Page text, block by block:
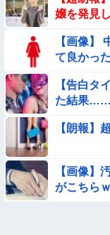
【要審議】４歳娘が
【動画】海外の変態
【動画】ロシアの少
ｗｗｗｗｗ
【動画あり】ボーイ
む？❤」
【参考画像】脱がし
答
嬢を発見
【画像】
て良かっ
【告白タ
た結果……
【朗報】
【画像】
がこちら